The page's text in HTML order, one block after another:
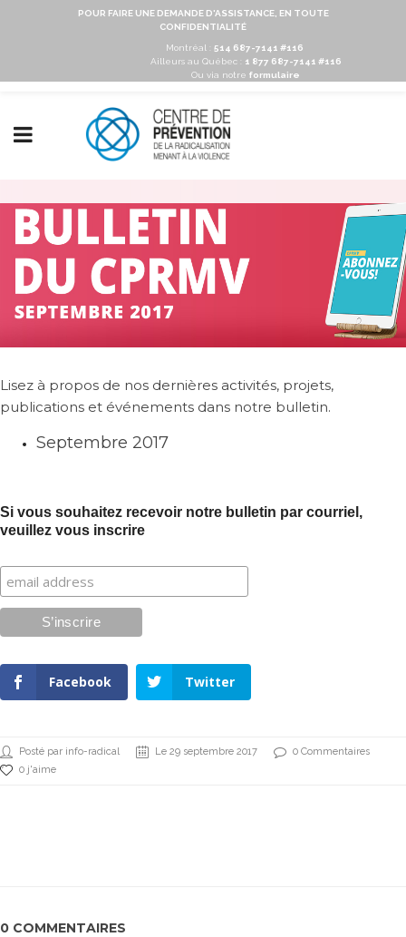
POUR FAIRE UNE DEMANDE D'ASSISTANCE, EN TOUTE
CONFIDENTIALITÉ
Montréal : 514 687-7141 #116
Ailleurs au Québec :
1 877 687-7141 #116
Ou via notre formulaire
Lisez à propos de nos dernières activités, projets,
publications et événements dans notre bulletin.
Septembre 2017
Si vous souhaitez recevoir notre bulletin par courriel,
veuillez vous inscrire
Facebook Twitter
Posté par info-radical Le 29 septembre 2017
0 Commentaires
0 j'aime
0 COMMENTAIRES